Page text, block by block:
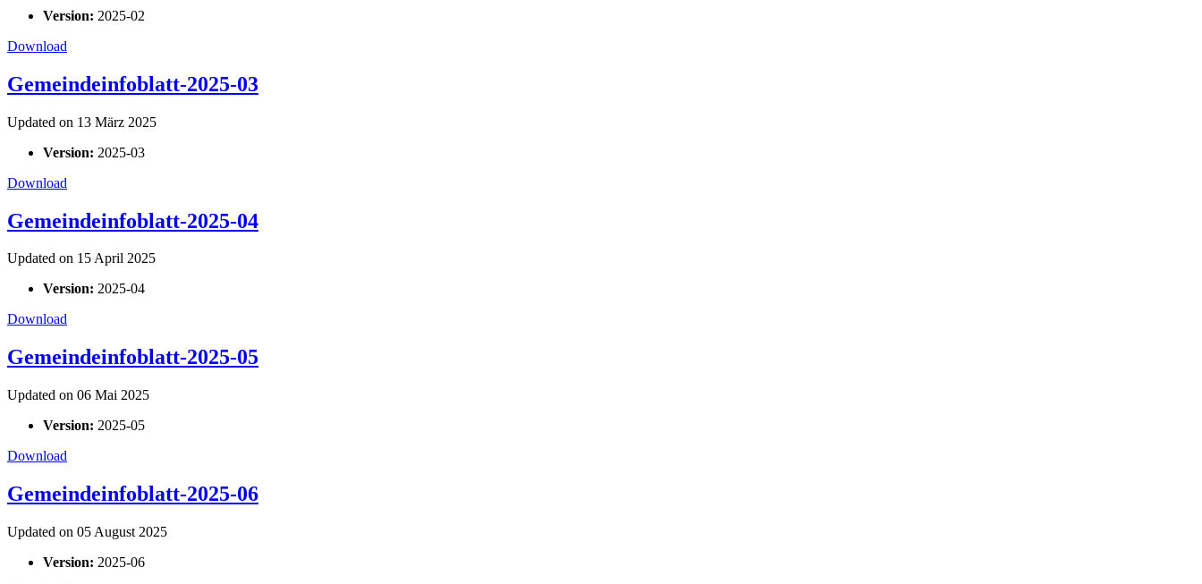
Version: 2025-02
Download
Gemeindeinfoblatt-2025-03
Updated on 13 März 2025
Version: 2025-03
Download
Gemeindeinfoblatt-2025-04
Updated on 15 April 2025
Version: 2025-04
Download
Gemeindeinfoblatt-2025-05
Updated on 06 Mai 2025
Version: 2025-05
Download
Gemeindeinfoblatt-2025-06
Updated on 05 August 2025
Version: 2025-06